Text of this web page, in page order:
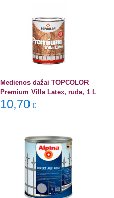
Medienos dažai TOPCOLOR
Premium Villa Latex, ruda, 1 L
10,70 €